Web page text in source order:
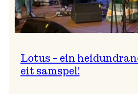
Lotus – ein
eit samspel!